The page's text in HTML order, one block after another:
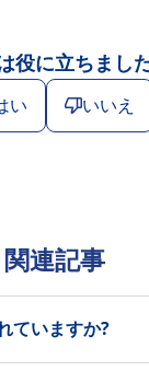
役に立ちまし
い いいえ
関連記事
ていますか?